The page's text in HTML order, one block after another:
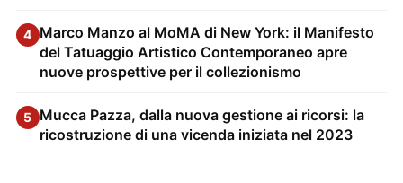
4 Marco Manzo al MoMA di New York: il Manifesto
del Tatuaggio Artistico Contemporaneo apre
nuove prospettive per il collezionismo
5 Mucca Pazza, dalla nuova gestione ai ricorsi: la
ricostruzione di una vicenda iniziata nel 2023